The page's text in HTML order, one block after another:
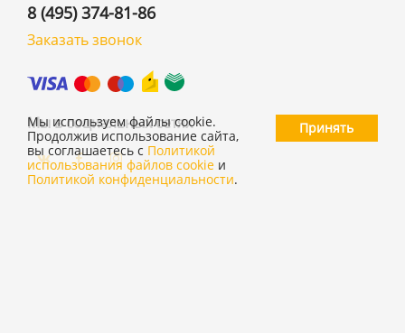
8 (495) 374-81-86
Заказать звонок
Мы в социальных сетях
Мы используем файлы cookie.
Продолжив использование сайта,
вы соглашаетесь с Политикой
использования файлов cookie и
Политикой конфиденциальности.
Принять